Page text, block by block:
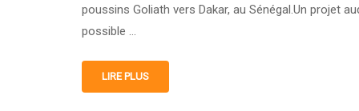
poussins Goliath vers Dakar, au Sénégal.Un projet
possible …
LIRE PLUS